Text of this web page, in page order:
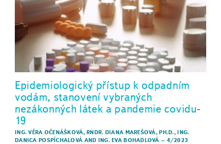
Epidemiologický přístup k odpadním
vodám, stanovení vybraných
nezákonných látek a pandemie covidu-
19
ING. VĚRA OČENÁŠKOVÁ, RNDR. DIANA MAREŠOVÁ, PH.D., ING.
DANICA POSPÍCHALOVÁ AND ING. EVA BOHADLOVÁ – 4/2023